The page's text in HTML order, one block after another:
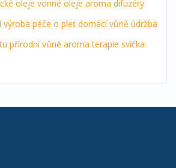
oleje vonné oleje aroma difuzéry
výroba péče o pleť domácí vůně údržba
přírodní vůně aroma terapie svíčka